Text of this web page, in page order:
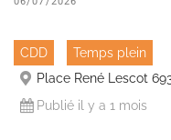
CDD
Temps plein
Place René Lescot
Publié il y a 1 mois